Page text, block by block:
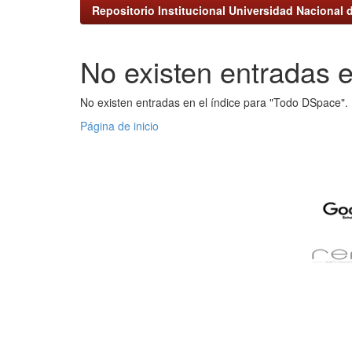
Repositorio Institucional Universidad Nacional
No existen entradas
No existen entradas en el índice para "Todo DSpace".
Página de inicio